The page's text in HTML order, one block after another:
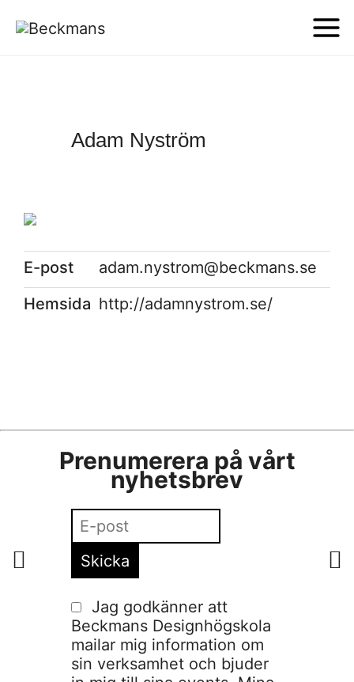
Adam Nyström
E-post
adam.nystrom@beckmans.se
Hemsida http://adamnystrom.se/
Prenumerera på vårt
nyhetsbrev
Jag godkänner att
Beckmans Designhögskola
mailar mig information om
sin verksamhet och bjuder